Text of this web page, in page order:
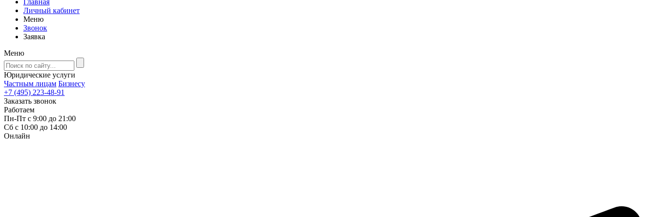
Главная
Личный кабинет
Меню
Звонок
Заявка
Меню
Юридические услуги
Частным лицам Бизнесу
+7 (495) 223-48-91
Заказать звонок
Работаем
Пн-Пт с 9:00 до 21:00
Сб с 10:00 до 14:00
Онлайн